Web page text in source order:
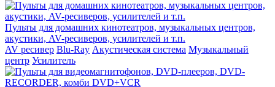
Пульты для домашних кинотеатров, музыкальных центров,
акустики, AV-ресиверов, усилителей и т.п.
AV ресивер Blu-Ray Акустическая система Музыкальный
центр Усилитель